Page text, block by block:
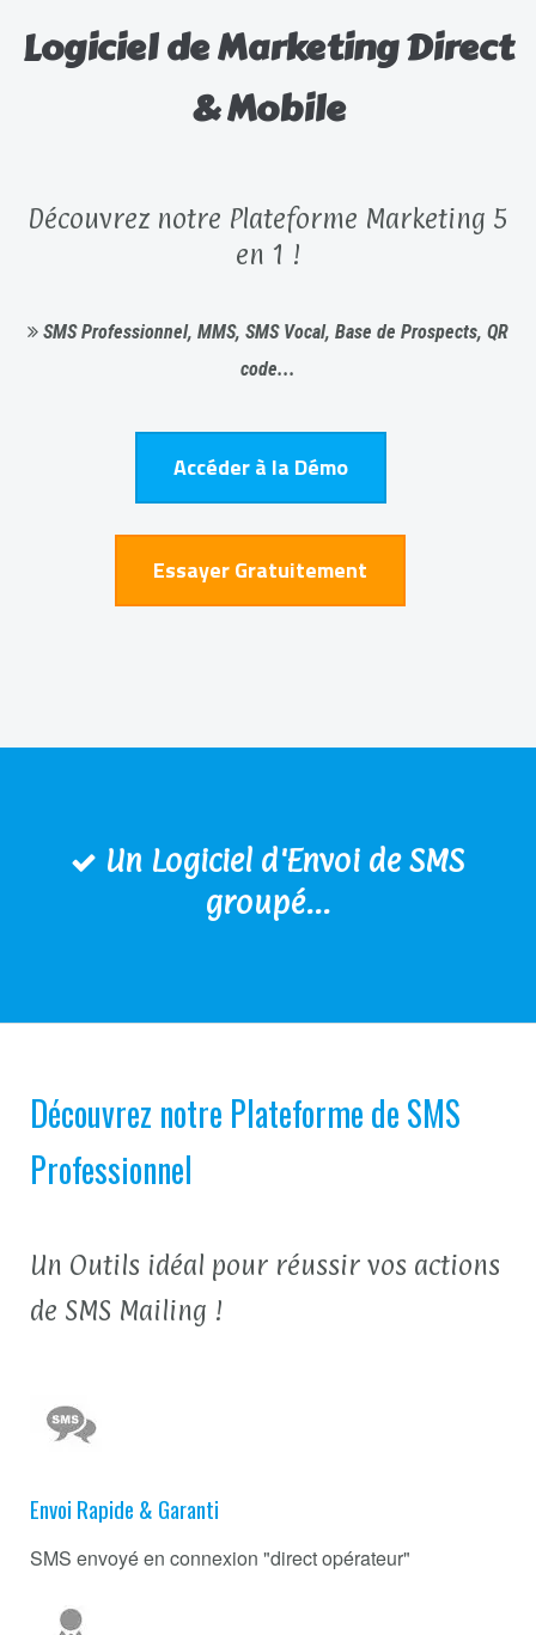
Logiciel de Marketing Direct
& Mobile
Découvrez notre Plateforme Marketing 5
en 1 !
SMS Professionnel, MMS, SMS Vocal, Base de Prospects, QR
code...
Accéder à la Démo
Essayer Gratuitement
Un Logiciel d'Envoi de SMS
groupé...
Découvrez notre Plateforme de SMS
Professionnel
Un Outils idéal pour réussir vos actions
de SMS Mailing !
Envoi Rapide & Garanti
SMS envoyé en connexion "direct opérateur"